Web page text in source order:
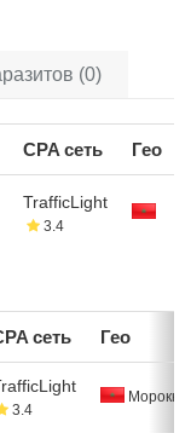
(0)
CPA сеть Гео
TrafficLight
3.4
сеть Гео
3.4
Морокко